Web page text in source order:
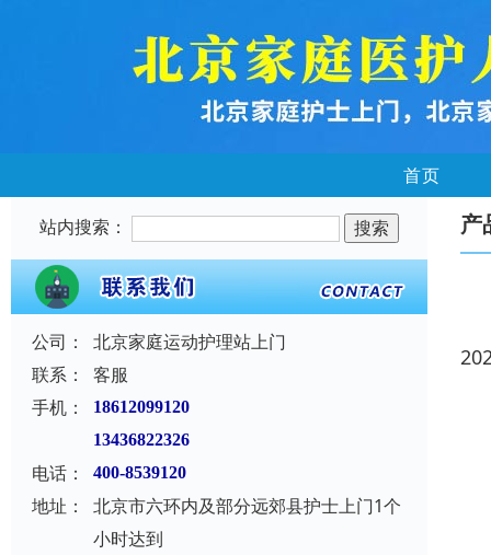
首页
站内搜索：
公司：
北京家庭运动护理站上门
联系：
客服
手机：
18612099120
13436822326
电话： 400-8539120
地址：
北京市六环内及部分远郊县护士上门1个
小时达到
产